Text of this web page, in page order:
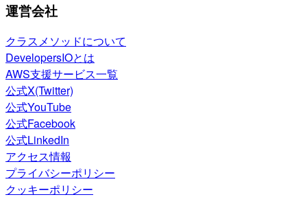
運営会社
クラスメソッドについて
DevelopersIOとは
AWS支援サービス一覧
公式X(Twitter)
公式YouTube
公式Facebook
公式LinkedIn
アクセス情報
プライバシーポリシー
クッキーポリシー